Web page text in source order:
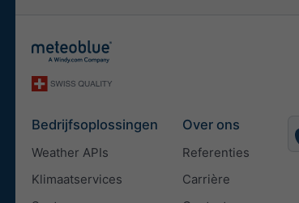
Bedrijfsoplossingen
Weather APIs
Klimaatservices
Over ons
Referenties
Carrière